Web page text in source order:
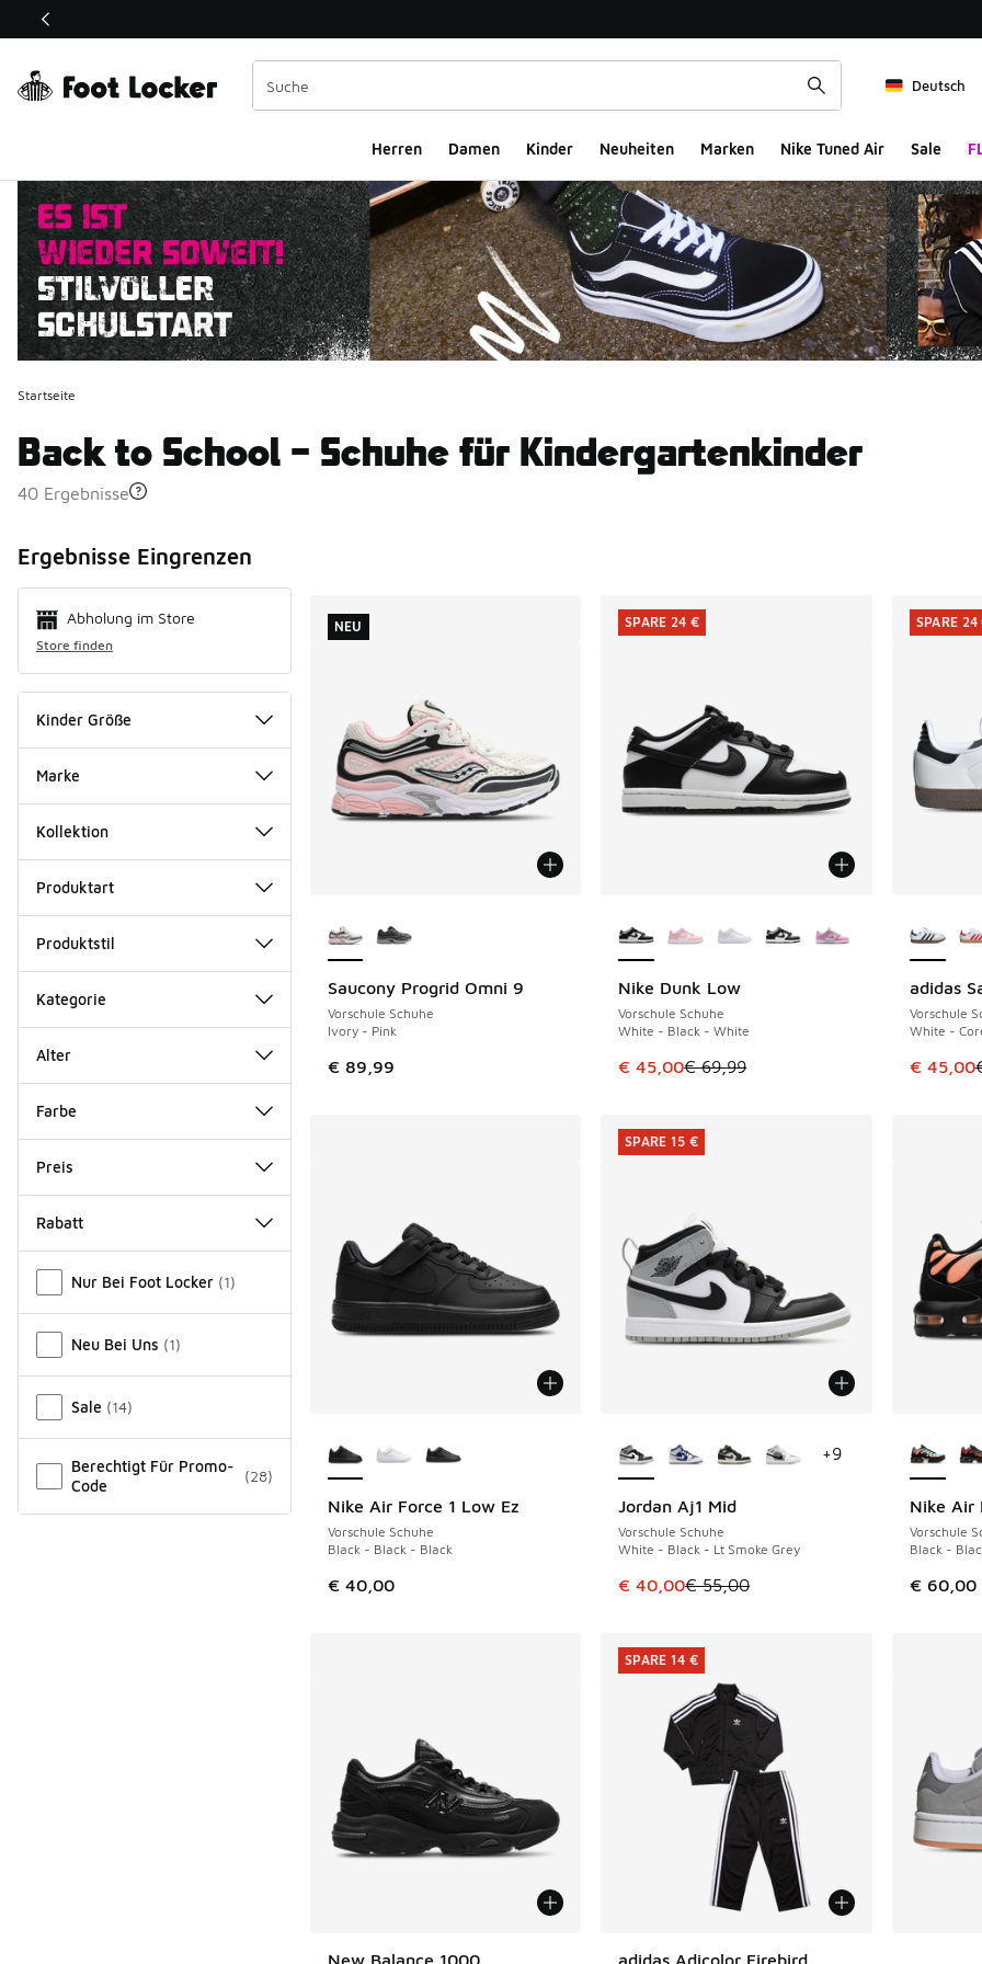
Dieser Link öffnet sich in einem neuen Fenster
Deutsch
Herren Damen Kinder Neuheiten Marken Nike Tuned Air Sale
Startseite
Back to School – Schuhe für Kindergartenkinder
40 Ergebnisse
Ergebnisse Eingrenzen
Abholung im Store
Store finden
Kinder Größe
Marke
Kollektion
Produktart
Produktstil
Kategorie
Alter
Farbe
Preis
Rabatt
Nur Bei Foot Locker (1)
Neu Bei Uns (1)
Sale (14)
Berechtigt Für Promo-
Code
(28)
Saucony Progrid Omni 9
Vorschule Schuhe
Ivory - Pink
€ 89,99
NEU
NEU
Nike Dunk Low
Vorschule Schuhe
White - Black - White
Dieser Artikel ist im Sale. Der Preis ist von €
€ 45,00€ 69,99
SPARE 24 €
SPARE 24 €
adidas
Vorschule
White -
Dieser
€ 45,00
SPARE 24
SPARE 24
Nike Air Force 1 Low Ez
Vorschule Schuhe
Black - Black - Black
€ 40,00
Jordan Aj1 Mid
Vorschule Schuhe
White - Black - Lt Smoke Grey
Dieser Artikel ist im Sale. Der Preis ist von €
€ 40,00€ 55,00
SPARE 15 €
+9
SPARE 15 €
Nike Air
Vorschule
Black -
€ 60,00
New Balance 1000 adidas Adicolor Firebird
SPARE 14 €